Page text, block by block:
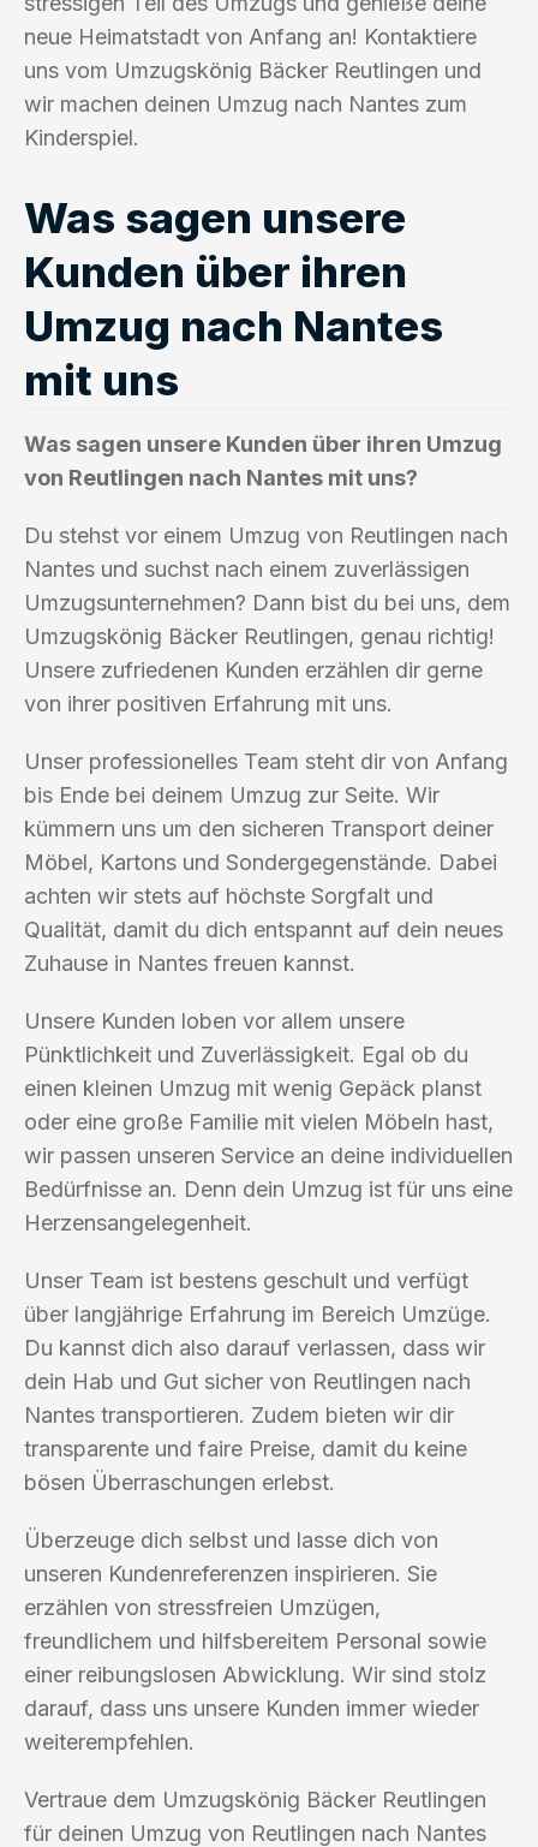
neue Heimatstadt von Anfang an! Kontaktiere
uns vom Umzugskönig Bäcker Reutlingen und
wir machen deinen Umzug nach Nantes zum
Kinderspiel.
Was sagen unsere
Kunden über ihren
Umzug nach Nantes
mit uns
Was sagen unsere Kunden über ihren Umzug
von Reutlingen nach Nantes mit uns?
Du stehst vor einem Umzug von Reutlingen nach
Nantes und suchst nach einem zuverlässigen
Umzugsunternehmen? Dann bist du bei uns, dem
Umzugskönig Bäcker Reutlingen, genau richtig!
Unsere zufriedenen Kunden erzählen dir gerne
von ihrer positiven Erfahrung mit uns.
Unser professionelles Team steht dir von Anfang
bis Ende bei deinem Umzug zur Seite. Wir
kümmern uns um den sicheren Transport deiner
Möbel, Kartons und Sondergegenstände. Dabei
achten wir stets auf höchste Sorgfalt und
Qualität, damit du dich entspannt auf dein neues
Zuhause in Nantes freuen kannst.
Unsere Kunden loben vor allem unsere
Pünktlichkeit und Zuverlässigkeit. Egal ob du
einen kleinen Umzug mit wenig Gepäck planst
oder eine große Familie mit vielen Möbeln hast,
wir passen unseren Service an deine individuellen
Bedürfnisse an. Denn dein Umzug ist für uns eine
Herzensangelegenheit.
Unser Team ist bestens geschult und verfügt
über langjährige Erfahrung im Bereich Umzüge.
Du kannst dich also darauf verlassen, dass wir
dein Hab und Gut sicher von Reutlingen nach
Nantes transportieren. Zudem bieten wir dir
transparente und faire Preise, damit du keine
bösen Überraschungen erlebst.
Überzeuge dich selbst und lasse dich von
unseren Kundenreferenzen inspirieren. Sie
erzählen von stressfreien Umzügen,
freundlichem und hilfsbereitem Personal sowie
einer reibungslosen Abwicklung. Wir sind stolz
darauf, dass uns unsere Kunden immer wieder
weiterempfehlen.
Vertraue dem Umzugskönig Bäcker Reutlingen
für deinen Umzug von Reutlingen nach Nantes